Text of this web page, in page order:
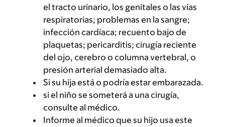
el tracto urinario, los genitales o las vías
respiratorias; problemas en la sangre;
infección cardíaca; recuento bajo de
plaquetas; pericarditis; cirugía reciente
del ojo, cerebro o columna vertebral, o
presión arterial demasiado alta.
Si su hija está o podría estar embarazada.
si el niño se someterá a una cirugía,
consulte al médico.
Informe al médico que su hijo usa este